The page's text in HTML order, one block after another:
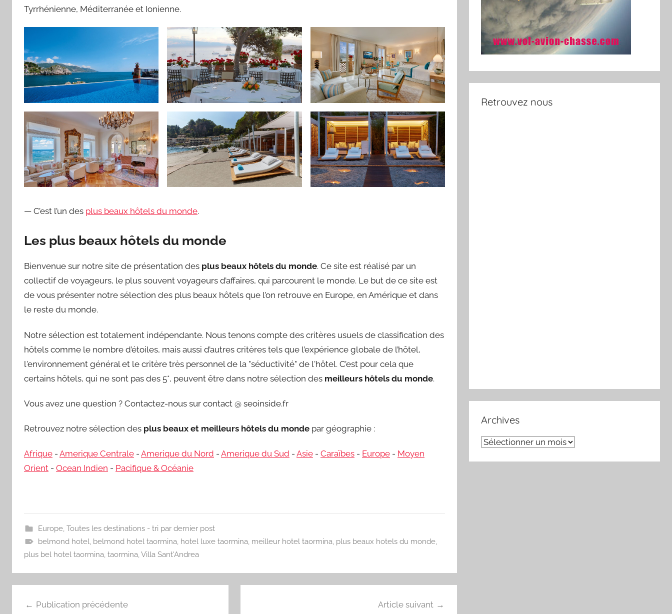
Tyrrhénienne, Méditerranée et Ionienne.
— C’est l’un des plus beaux hôtels du monde.
Les plus beaux hôtels du monde
Bienvenue sur notre site de présentation des plus beaux hôtels du monde. Ce site est réalisé par un
collectif de voyageurs, le plus souvent voyageurs d’affaires, qui parcourent le monde. Le but de ce site est
de vous présenter notre sélection des plus beaux hôtels que l’on retrouve en Europe, en Amérique et dans
le reste du monde.
Notre sélection est totalement indépendante. Nous tenons compte des critères usuels de classification des
hôtels comme le nombre d’étoiles, mais aussi d’autres critères tels que l’expérience globale de l’hôtel,
l'environnement général et le critère très personnel de la "séductivité" de l'hôtel. C’est pour cela que
certains hôtels, qui ne sont pas des 5*, peuvent être dans notre sélection des meilleurs hôtels du monde.
Vous avez une question ? Contactez-nous sur contact @ seoinside.fr
Retrouvez notre sélection des plus beaux et meilleurs hôtels du monde par géographie :
Afrique - Amerique Centrale - Amerique du Nord - Amerique du Sud - Asie - Caraïbes - Europe - Moyen
Orient - Ocean Indien - Pacifique & Océanie
Europe, Toutes les destinations - tri par dernier post
belmond hotel, belmond hotel taormina, hotel luxe taormina, meilleur hotel taormina, plus beaux hotels du monde,
plus bel hotel taormina, taormina,Villa Sant'Andrea
Publication précédente Article suivant
Retrouvez nous
Archives
Archives